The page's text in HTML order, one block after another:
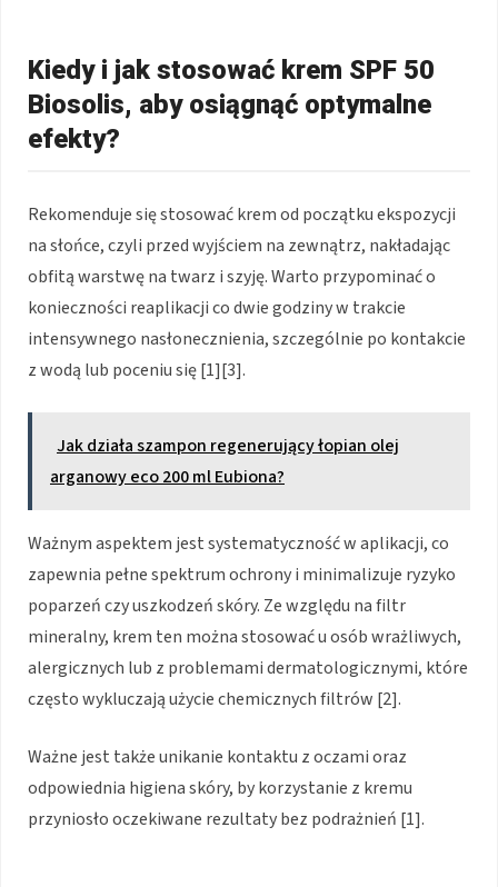
Kiedy i jak stosować krem SPF 50
Biosolis, aby osiągnąć optymalne
efekty?
Rekomenduje się stosować krem od początku ekspozycji
na słońce, czyli przed wyjściem na zewnątrz, nakładając
obfitą warstwę na twarz i szyję. Warto przypominać o
konieczności reaplikacji co dwie godziny w trakcie
intensywnego nasłonecznienia, szczególnie po kontakcie
z wodą lub poceniu się [1][3].
Jak działa szampon regenerujący łopian olej
arganowy eco 200 ml Eubiona?
Ważnym aspektem jest systematyczność w aplikacji, co
zapewnia pełne spektrum ochrony i minimalizuje ryzyko
poparzeń czy uszkodzeń skóry. Ze względu na filtr
mineralny, krem ten można stosować u osób wrażliwych,
alergicznych lub z problemami dermatologicznymi, które
często wykluczają użycie chemicznych filtrów [2].
Ważne jest także unikanie kontaktu z oczami oraz
odpowiednia higiena skóry, by korzystanie z kremu
przyniosło oczekiwane rezultaty bez podrażnień [1].